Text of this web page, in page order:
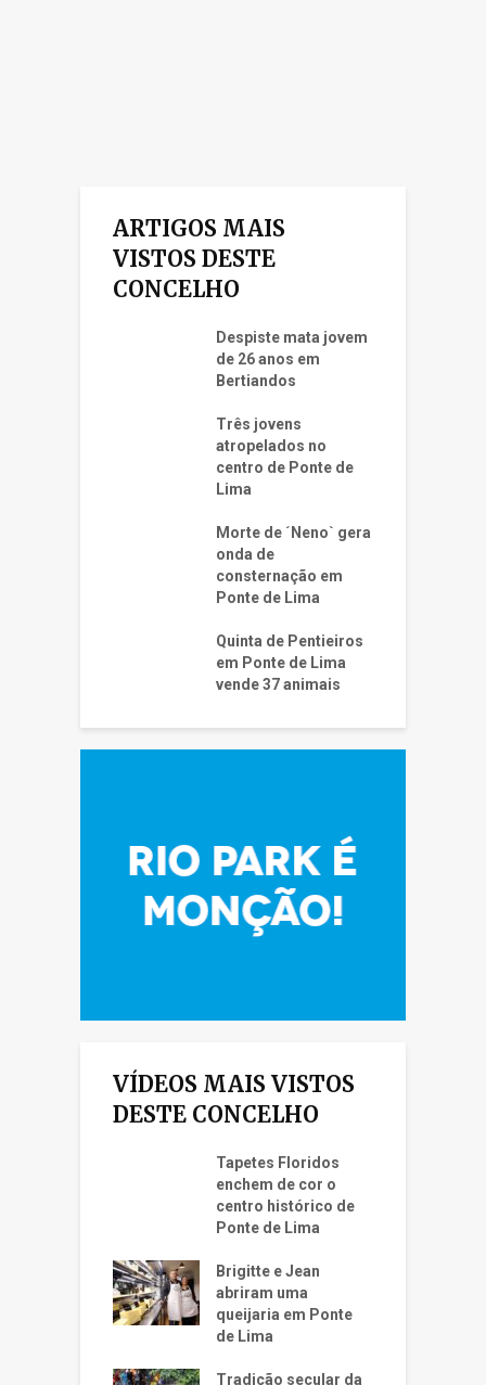
ARTIGOS MAIS
VISTOS DESTE
CONCELHO
Despiste mata jovem
de 26 anos em
Bertiandos
Três jovens
atropelados no
centro de Ponte de
Lima
Morte de ´Neno` gera
onda de
consternação em
Ponte de Lima
Quinta de Pentieiros
em Ponte de Lima
vende 37 animais
VÍDEOS MAIS VISTOS
DESTE CONCELHO
Tapetes Floridos
enchem de cor o
centro histórico de
Ponte de Lima
Brigitte e Jean
abriram uma
queijaria em Ponte
de Lima
Tradição secular da